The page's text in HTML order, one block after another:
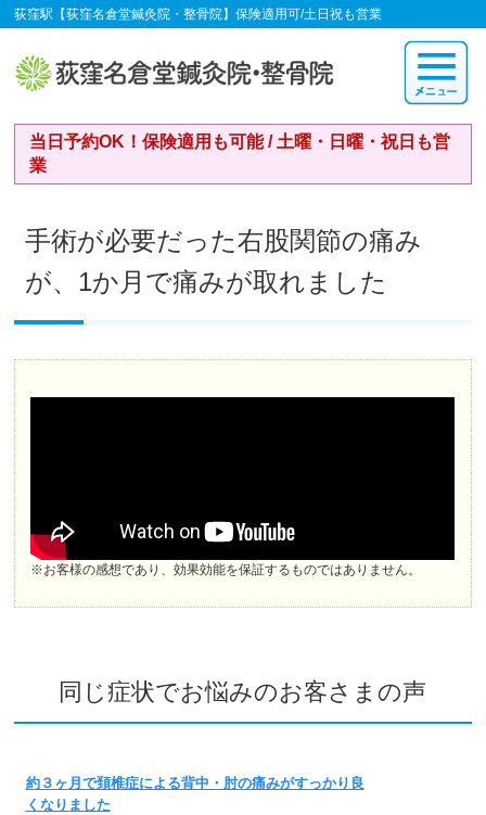
荻窪駅【荻窪名倉堂鍼灸院・整骨院】保険適用可/土日祝も営業
当日予約OK！保険適用も可能 / 土曜・日曜・祝日も営
業
手術が必要だった右股関節の痛み
が、1か月で痛みが取れました
※お客様の感想であり、効果効能を保証するものではありません。
同じ症状でお悩みのお客さまの声
約３ヶ月で頚椎症による背中・肘の痛みがすっかり良
くなりました